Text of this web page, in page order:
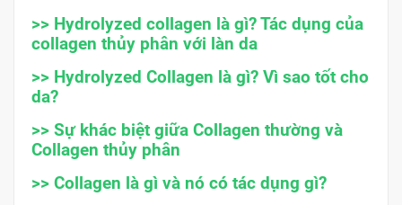
>> Hydrolyzed collagen là gì? Tác dụng của
collagen thủy phân với làn da
>> Hydrolyzed Collagen là gì? Vì sao tốt cho
da?
>> Sự khác biệt giữa Collagen thường và
Collagen thủy phân
>> Collagen là gì và nó có tác dụng gì?